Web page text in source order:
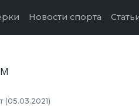
Новости спорта